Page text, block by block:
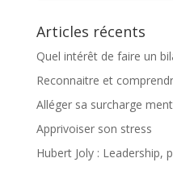
Articles récents
Quel intérêt de faire un
Reconnaitre et
Alléger sa surcharge
Apprivoiser son stress
Hubert Joly : Leadership,